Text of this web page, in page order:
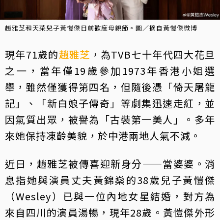
趙雅芝和天菜兒子黃愷傑日前歡度母親節。圖／摘自黃愷傑微博
現年71歲的趙雅芝 ，為TVB七十年代四大花旦
之一，當年僅19歲參加1973年香港小姐選
舉，雖然僅獲得第四名，但隨後憑「倚天屠龍
記」、「新白娘子傳奇」等劇集迅速走紅，並
因氣質出眾，被譽為「古裝第一美人」。多年
來她保持凍齡美貌，於中港兩地人氣不減。
近日，趙雅芝被傳喜迎新身分——當婆婆。消
息指她與演員丈夫黃錦燊的38歲兒子黃愷傑
（Wesley）已與一位內地女星結婚，對方為
來自四川的演員湯暢，現年28歲。黃愷傑外形